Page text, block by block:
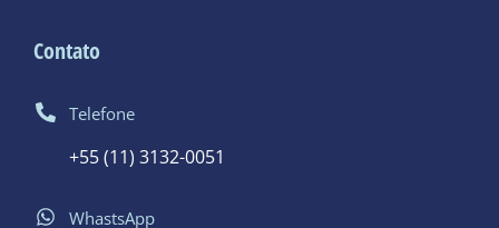
Contato
Telefone
+55 (11) 3132-0051